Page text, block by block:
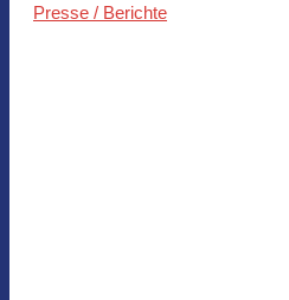
Presse / Berichte